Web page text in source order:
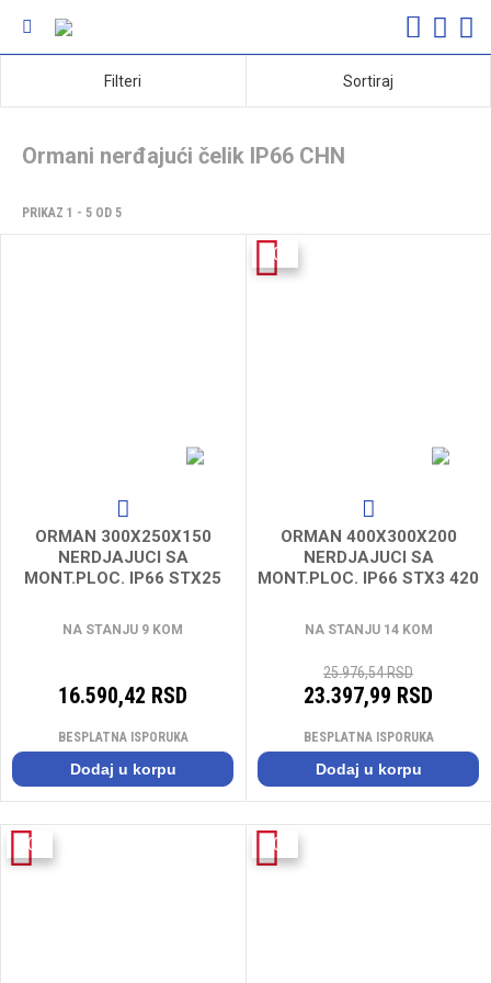
Filteri Sortiraj
Ormani nerđajući čelik IP66 CHN
PRIKAZ 1 - 5 OD 5
ORMAN 300X250X150
NERDJAJUCI SA
MONT.PLOC. IP66 STX25
NA STANJU 9 KOM
16.590,42 RSD
BESPLATNA ISPORUKA
Dodaj u korpu
ORMAN 400X300X200
NERDJAJUCI SA
MONT.PLOC. IP66 STX3 420
NA STANJU 14 KOM
25.976,54 RSD
23.397,99 RSD
-10%
BESPLATNA ISPORUKA
Dodaj u korpu
-10% -10%